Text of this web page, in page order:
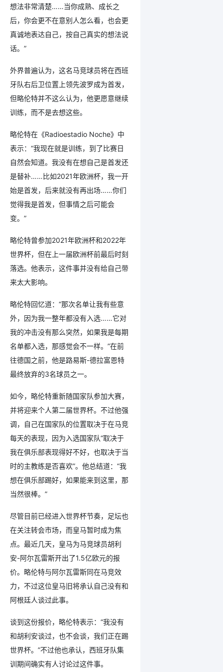
想法非常清楚……当你成熟、成长之
后，你会更不在意别人怎么看，也会更
真诚地表达自己，按自己真实的想法说
话。”
外界普遍认为，这名马竞球员将在西班
牙队右后卫位置上领先波罗成为首发，
但略伦特并不这么认为，他更愿意继续
训练，而不是去想这些。
略伦特在《Radioestadio Noche》中
表示：“我现在就是训练，到了比赛日
自然会知道。我没有在想自己是首发还
是替补……比如2021年欧洲杯，我一开
始是首发，后来就没有再出场……你们
觉得我是首发，但事情之后可能会
变。”
略伦特曾参加2021年欧洲杯和2022年
世界杯，但在上一届欧洲杯前最后时刻
落选。他表示，这件事并没有给自己带
来太大影响。
略伦特回忆道：“那次名单让我有些意
外，因为我一整年都没有入选……它对
我的冲击没有那么突然，如果我是每期
名单都入选，那感觉会不一样。”在前
往德国之前，他是路易斯-德拉富恩特
最终放弃的3名球员之一。
如今，略伦特重新随国家队参加大赛，
并将迎来个人第二届世界杯。不过他强
调，自己在国家队的位置取决于在马竞
每天的表现，因为入选国家队“取决于
我在俱乐部表现得好不好，也取决于当
时的主教练是否喜欢”。他总结道：“我
想在俱乐部踢好，如果能来到这里，那
当然很棒。”
尽管目前已经进入世界杯节奏，足坛也
在关注转会市场，而皇马暂时成为焦
点。最近几天，皇马为马竞球员胡利
安-阿尔瓦雷斯开出了1.5亿欧元的报
价。略伦特与阿尔瓦雷斯同在马竞效
力，不过这位皇马旧将承认自己没有和
阿根廷人谈过此事。
谈到这份报价，略伦特表示：“我没有
和胡利安谈过，也不会谈，我们正在踢
世界杯。”不过他也承认，西班牙队集
训期间确实有人讨论过这件事。